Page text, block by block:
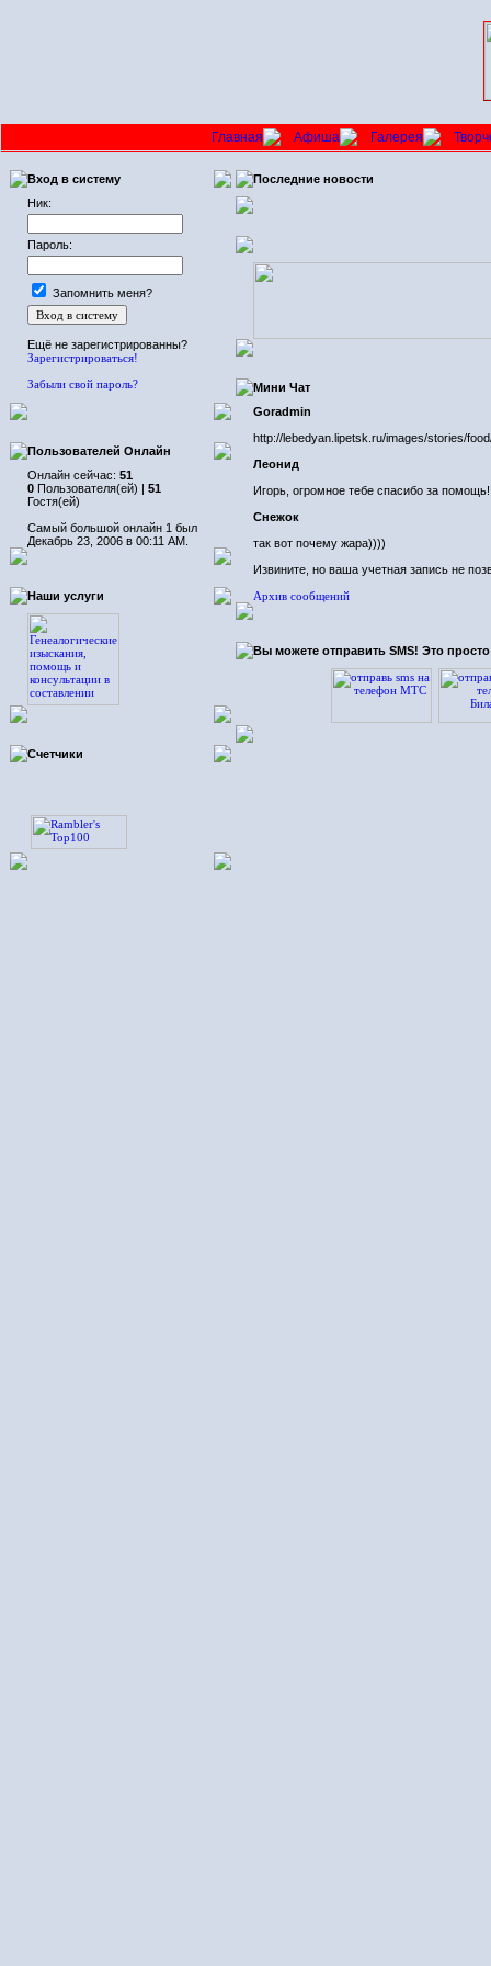
Главная Афиша Галерея
Вход в систему
Ник:
Пароль:
Запомнить меня?
Ещё не зарегистрированны?
Зарегистрироваться!
Забыли свой пароль?
Пользователей Онлайн
Онлайн сейчас: 51
0 Пользователя(ей) | 51
Гостя(ей)
Самый большой онлайн 1 был
Декабрь 23, 2006 в 00:11 AM.
Наши услуги
Счетчики
Последние новости
Мини Чат
Goradmin
http://lebedyan.lipetsk.ru/images/stories/
Леонид
Игорь, огромное тебе спасибо за
Снежок
так вот почему жара))))
Извините, но ваша учетная запись не
Архив сообщений
Вы можете отправить SMS! Это